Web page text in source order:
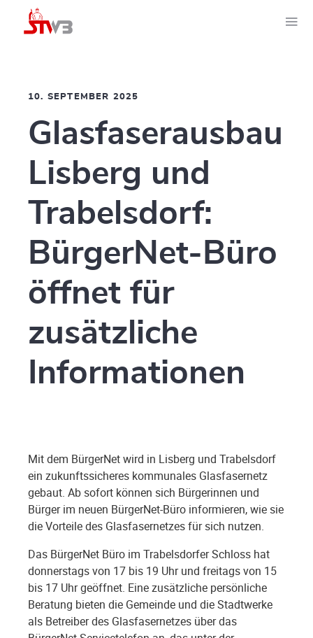
10. SEPTEMBER 2025
Glasfaserausbau
Lisberg und
Trabelsdorf:
BürgerNet-Büro
öffnet für
zusätzliche
Informationen
Mit dem BürgerNet wird in Lisberg und Trabelsdorf
ein zukunftssicheres kommunales Glasfasernetz
gebaut. Ab sofort können sich Bürgerinnen und
Bürger im neuen BürgerNet-Büro informieren, wie sie
die Vorteile des Glasfasernetzes für sich nutzen.
Das BürgerNet Büro im Trabelsdorfer Schloss hat
donnerstags von 17 bis 19 Uhr und freitags von 15
bis 17 Uhr geöffnet. Eine zusätzliche persönliche
Beratung bieten die Gemeinde und die Stadtwerke
als Betreiber des Glasfasernetzes über das